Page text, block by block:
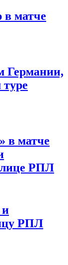
в матче
Германии,
в матче
РПЛ
и
РПЛ